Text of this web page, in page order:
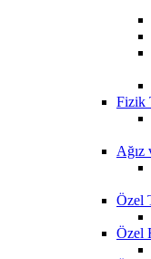
Fizik
Ağız
Özel
Özel